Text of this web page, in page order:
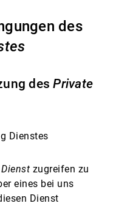
des
desPrivate
Dienstes
zugreifen zu
eines bei uns
Dienst